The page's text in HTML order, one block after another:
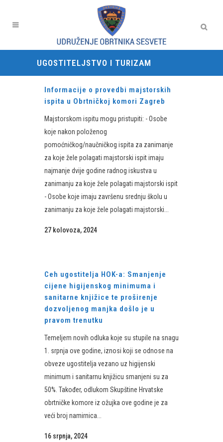
UGOSTITELJSTVO I TURIZAM
Informacije o provedbi majstorskih
ispita u Obrtničkoj komori Zagreb
Majstorskom ispitu mogu pristupiti: - Osobe
koje nakon položenog
pomoćničkog/naučničkog ispita za zanimanje
za koje žele polagati majstorski ispit imaju
najmanje dvije godine radnog iskustva u
zanimanju za koje žele polagati majstorski ispit
- Osobe koje imaju završenu srednju školu u
zanimanju za koje žele polagati majstorski...
27 kolovoza, 2024
Ceh ugostitelja HOK-a: Smanjenje
cijene higijenskog minimuma i
sanitarne knjižice te proširenje
dozvoljenog manjka došlo je u
pravom trenutku
Temeljem novih odluka koje su stupile na snagu
1. srpnja ove godine, iznosi koji se odnose na
obveze ugostitelja vezano uz higijenski
minimum i sanitarnu knjižicu smanjeni su za
50%. Također, odlukom Skupštine Hrvatske
obrtničke komore iz ožujka ove godine je za
veći broj namirnica...
16 srpnja, 2024